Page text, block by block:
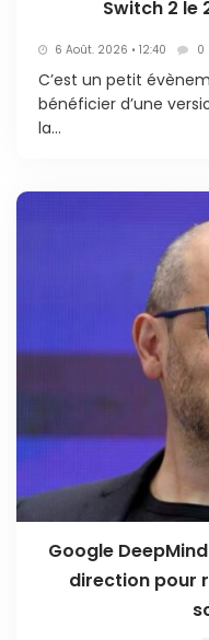
Switch 2 le
6 Août. 2026 • 12:40 0
C’est un petit
bénéficier d’une
la...
Google
direction pour